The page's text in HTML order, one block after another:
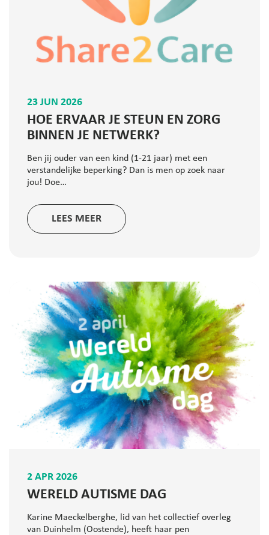
23 JUN 2026
HOE ERVAAR JE STEUN EN ZORG
BINNEN JE NETWERK?
Ben jij ouder van een kind (1-21 jaar) met een
verstandelijke beperking? Dan is men op zoek naar
jou! Doe…
LEES MEER
2 APR 2026
WERELD AUTISME DAG
Karine Maeckelberghe, lid van het collectief overleg
van Duinhelm (Oostende), heeft haar pen